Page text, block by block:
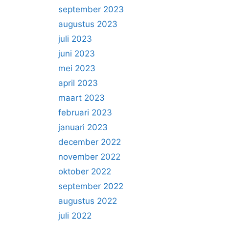
september 2023
augustus 2023
juli 2023
juni 2023
mei 2023
april 2023
maart 2023
februari 2023
januari 2023
december 2022
november 2022
oktober 2022
september 2022
augustus 2022
juli 2022